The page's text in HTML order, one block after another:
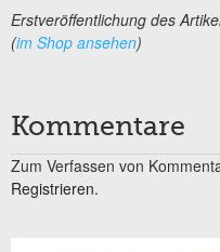
Erstveröffentlichung des
(im Shop ansehen)
Kommentare
Zum Verfassen von
Registrieren.